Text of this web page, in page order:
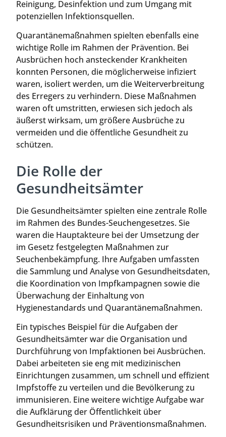
Reinigung, Desinfektion und zum Umgang mit
potenziellen Infektionsquellen.
Quarantänemaßnahmen spielten ebenfalls eine
wichtige Rolle im Rahmen der Prävention. Bei
Ausbrüchen hoch ansteckender Krankheiten
konnten Personen, die möglicherweise infiziert
waren, isoliert werden, um die Weiterverbreitung
des Erregers zu verhindern. Diese Maßnahmen
waren oft umstritten, erwiesen sich jedoch als
äußerst wirksam, um größere Ausbrüche zu
vermeiden und die öffentliche Gesundheit zu
schützen.
Die Rolle der
Gesundheitsämter
Die Gesundheitsämter spielten eine zentrale Rolle
im Rahmen des Bundes-Seuchengesetzes. Sie
waren die Hauptakteure bei der Umsetzung der
im Gesetz festgelegten Maßnahmen zur
Seuchenbekämpfung. Ihre Aufgaben umfassten
die Sammlung und Analyse von Gesundheitsdaten,
die Koordination von Impfkampagnen sowie die
Überwachung der Einhaltung von
Hygienestandards und Quarantänemaßnahmen.
Ein typisches Beispiel für die Aufgaben der
Gesundheitsämter war die Organisation und
Durchführung von Impfaktionen bei Ausbrüchen.
Dabei arbeiteten sie eng mit medizinischen
Einrichtungen zusammen, um schnell und effizient
Impfstoffe zu verteilen und die Bevölkerung zu
immunisieren. Eine weitere wichtige Aufgabe war
die Aufklärung der Öffentlichkeit über
Gesundheitsrisiken und Präventionsmaßnahmen.